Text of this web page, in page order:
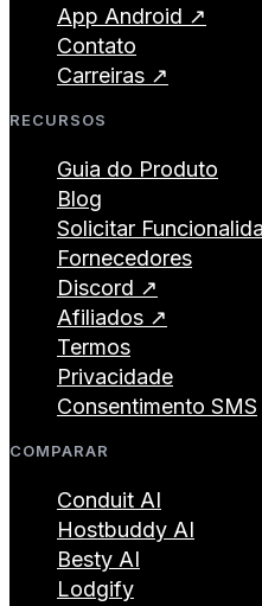
App Android ↗
Contato
Carreiras ↗
RECURSOS
Guia do Produto
Blog
Solicitar
Fornecedores
Discord ↗
Afiliados ↗
Termos
Privacidade
Consentimento SMS
COMPARAR
Conduit AI
Hostbuddy AI
Besty AI
Lodgify